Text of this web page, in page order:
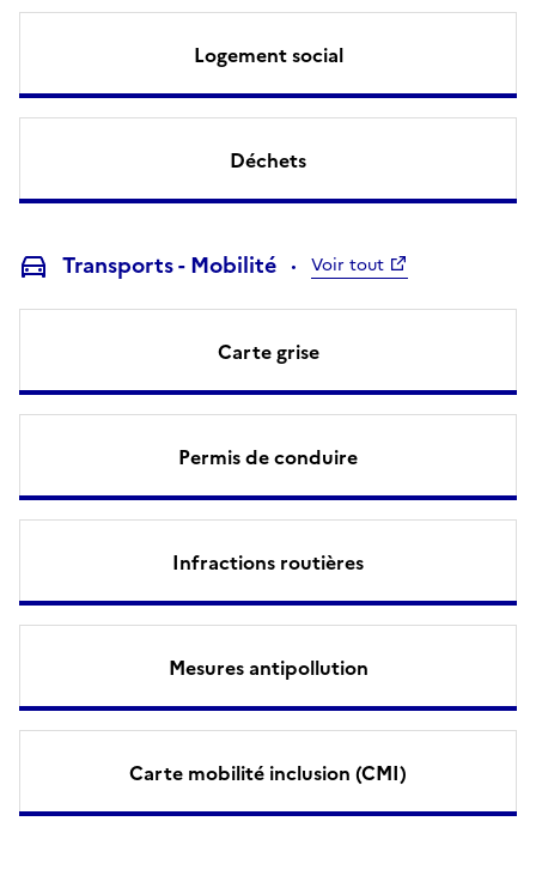
Logement social
Déchets
Transports - Mobilité Voir tout
Carte grise
Permis de conduire
Infractions routières
Mesures antipollution
Carte mobilité inclusion (CMI)